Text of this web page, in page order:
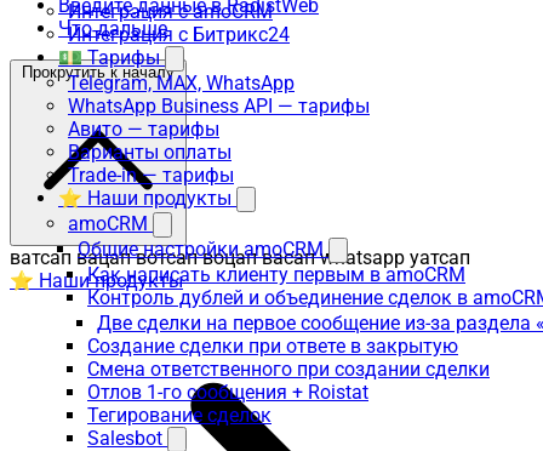
Интеграция с amoCRM
Интеграция с Битрикс24
💵 Тарифы
Telegram, MAX, WhatsApp
WhatsApp Business API — тарифы
Авито — тарифы
Варианты оплаты
Trade-in — тарифы
⭐ Наши продукты
amoCRM
Общие настройки amoCRM
Как написать клиенту первым в amoCRM
Контроль дублей и объединение сделок в
Две сделки на первое сообщение из-за раздела
Создание сделки при ответе в закрытую
Смена ответственного при создании сделки
Отлов 1-го сообщения + Roistat
Тегирование сделок
Salesbot
Введите данные в RadistWeb
Что дальше
Прокрутить к началу
ватсап вацап вотсап воцап васап whatsapp уатсап
⭐ Наши продукты